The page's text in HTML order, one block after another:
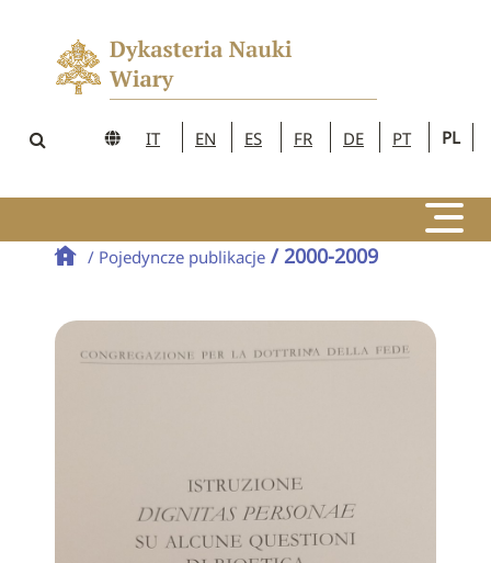
IT EN ES FR DE PT PL
/ Pojedyncze publikacje / 2000-2009